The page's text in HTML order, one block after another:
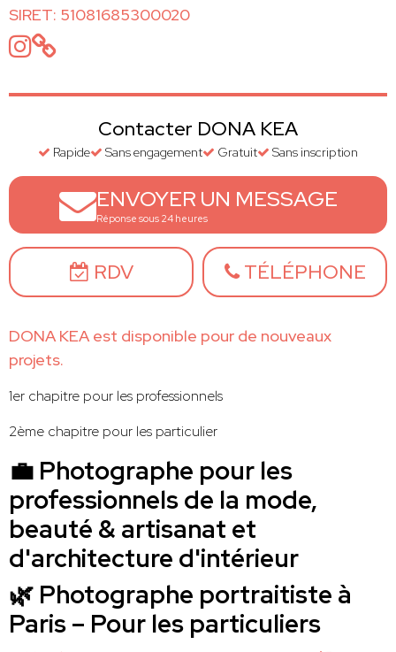
SIRET: 51081685300020
Contacter DONA KEA
Rapide Sans engagement Gratuit Sans inscription
ENVOYER UN MESSAGE
Réponse sous 24 heures
RDV TÉLÉPHONE
DONA KEA est disponible pour de nouveaux
projets.
1er chapitre pour les professionnels
2ème chapitre pour les particulier
💼 Photographe pour les
professionnels de la mode,
beauté & artisanat et
d'architecture d'intérieur
🌿 Photographe portraitiste à
Paris – Pour les particuliers